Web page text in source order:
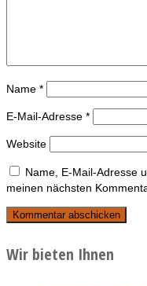
Name *
E-Mail-Adresse *
Website
Name, E-Mail-Adresse
meinen nächsten
Wir bieten Ihnen